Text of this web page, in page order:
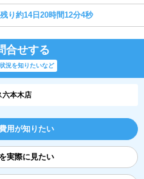
残り約14日20時間12分3秒
合せする
況を知りたいなど
六本木店
用が知りたい
実際に見たい